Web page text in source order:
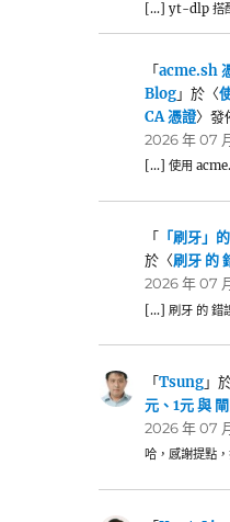
[…] yt-dlp 搭
「acme.sh
Blog」於〈
CA 憑證〉發
2026 年 07
[…] 使用
「 「刷牙」
於〈刷牙 的
2026 年 07
[…] 刷牙 的 錯
「Tsung」
元、1元 與
2026 年 07
哈，感謝提點